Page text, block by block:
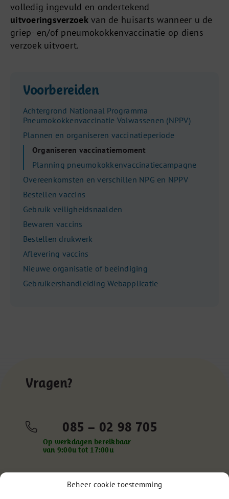
Beheer cookie toestemming
volledig ingevuld en ondertekend
uitvoeringsverzoekvan de huisarts wanneer u de
griep- en/of pneumokokkenvaccinatie op diens
verzoek uitvoert.
Voorbereiden
Achtergrond Nationaal Programma
Pneumokokkenvaccinatie Volwassenen (NPPV)
Plannen en organiseren vaccinatieperiode
Organiseren vaccinatiemoment
Planning pneumokokkenvaccinatiecampagne
Overeenkomsten en verschillen NPG en NPPV
Bestellen vaccins
Gebruik veiligheidsnaalden
Bewaren vaccins
Bestellen drukwerk
Aflevering vaccins
Nieuwe organisatie of beëindiging
Gebruikershandleiding Webapplicatie
Vragen?
085 – 02 98 705
Op werkdagen bereikbaar
van 9:00u tot 17:00u